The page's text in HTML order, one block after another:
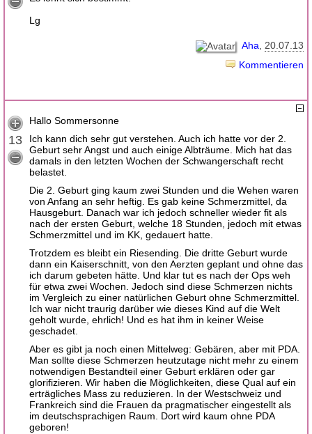
Lg
Aha
20.07.13
Kommentieren
13
Hallo Sommersonne
Ich kann dich sehr gut verstehen. Auch ich hatte vor der 2.
Geburt sehr Angst und auch einige Albträume. Mich hat das
damals in den letzten Wochen der Schwangerschaft recht
belastet.
Die 2. Geburt ging kaum zwei Stunden und die Wehen waren
von Anfang an sehr heftig. Es gab keine Schmerzmittel, da
Hausgeburt. Danach war ich jedoch schneller wieder fit als
nach der ersten Geburt, welche 18 Stunden, jedoch mit etwas
Schmerzmittel und im KK, gedauert hatte.
Trotzdem es bleibt ein Riesending. Die dritte Geburt wurde
dann ein Kaiserschnitt, von den Aerzten geplant und ohne das
ich darum gebeten hätte. Und klar tut es nach der Ops weh
für etwa zwei Wochen. Jedoch sind diese Schmerzen nichts
im Vergleich zu einer natürlichen Geburt ohne Schmerzmittel.
Ich war nicht traurig darüber wie dieses Kind auf die Welt
geholt wurde, ehrlich! Und es hat ihm in keiner Weise
geschadet.
Aber es gibt ja noch einen Mittelweg: Gebären, aber mit PDA.
Man sollte diese Schmerzen heutzutage nicht mehr zu einem
notwendigen Bestandteil einer Geburt erklären oder gar
glorifizieren. Wir haben die Möglichkeiten, diese Qual auf ein
erträgliches Mass zu reduzieren. In der Westschweiz und
Frankreich sind die Frauen da pragmatischer eingestellt als
im deutschsprachigen Raum. Dort wird kaum ohne PDA
geboren!